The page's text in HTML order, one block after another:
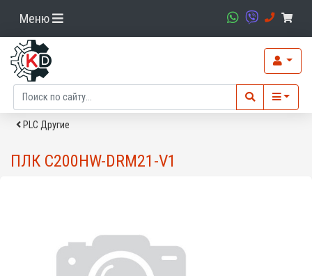
Меню
PLC Другие
ПЛК C200HW-DRM21-V1